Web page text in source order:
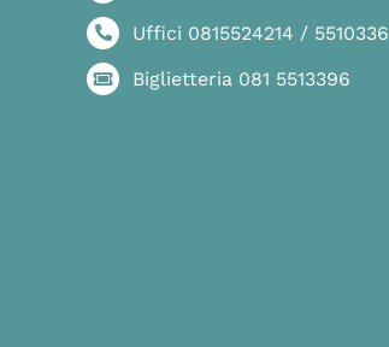
Uffici 0815524214 / 5510336
Biglietteria 081 5513396